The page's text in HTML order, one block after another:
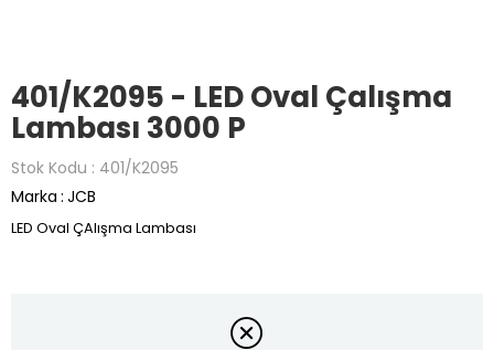
401/K2095 - LED Oval Çalışma
Lambası 3000 P
Stok Kodu
401/K2095
Marka : JCB
LED Oval ÇAlışma Lambası